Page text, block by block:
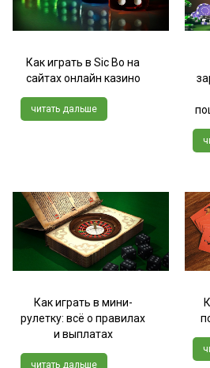
Как играть в Sic Bo на
сайтах онлайн казино
читать дальше
Как играть в мини-
рулетку: всё о правилах
и выплатах
читать дальше